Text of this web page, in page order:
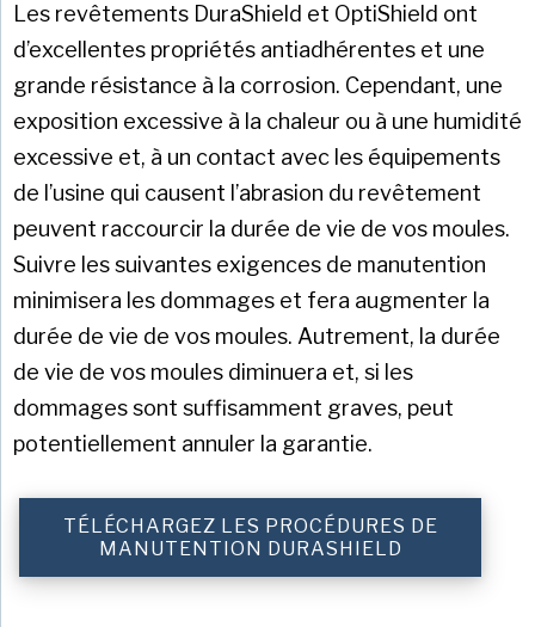
Les revêtements DuraShield et OptiShield ont
d’excellentes propriétés antiadhérentes et une
grande résistance à la corrosion. Cependant, une
exposition excessive à la chaleur ou à une humidité
excessive et, à un contact avec les équipements
de l’usine qui causent l’abrasion du revêtement
peuvent raccourcir la durée de vie de vos moules.
Suivre les suivantes exigences de manutention
minimisera les dommages et fera augmenter la
durée de vie de vos moules. Autrement, la durée
de vie de vos moules diminuera et, si les
dommages sont suffisamment graves, peut
potentiellement annuler la garantie.
TÉLÉCHARGEZ LES PROCÉDURES DE
MANUTENTION DURASHIELD